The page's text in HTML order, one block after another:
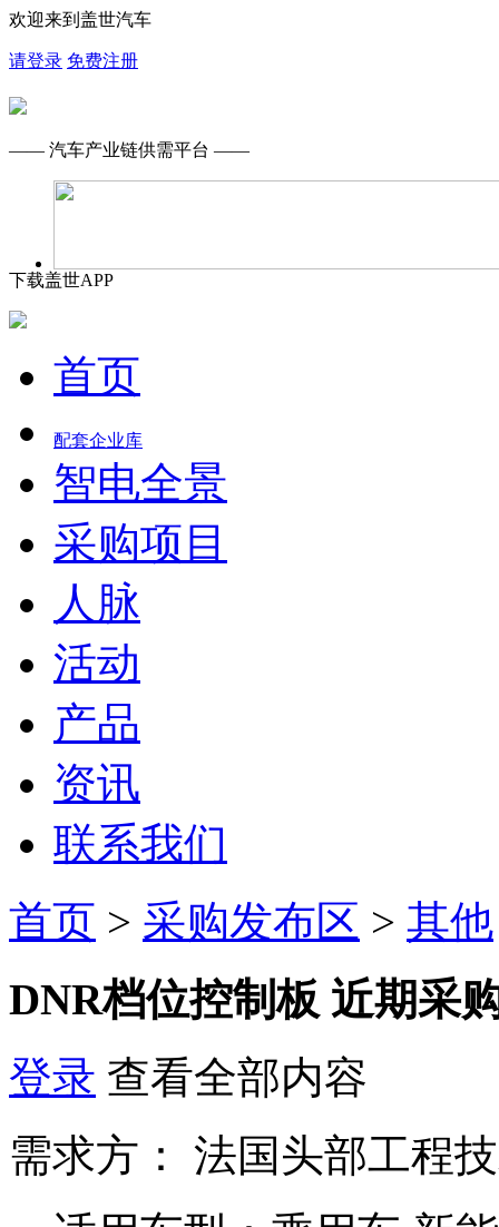
欢迎来到盖世汽车
请登录 免费注册
—— 汽车产业链供需平台 ——
下载盖世APP
首页
配套企业库
智电全景
采购项目
人脉
活动
产品
资讯
联系我们
首页 > 采购发布区 > 其他
DNR档位控制板 近期采
登录 查看全部内容
需求方：
法国头部工程